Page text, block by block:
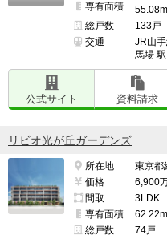
専有面積
55.08m
総戸数
133戸
交通
JR山
馬場
公式サイト 資料請求
リビオ光が丘ガーデンズ
所在地
東京都
価格
6,900
間取
3LDK
専有面積
総戸数
74戸